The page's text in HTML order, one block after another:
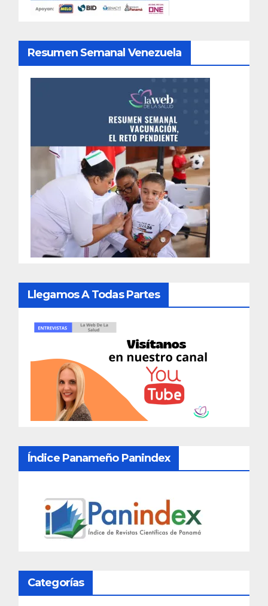
Resumen Semanal Venezuela
Llegamos A Todas Partes
Índice Panameño Panindex
Categorías